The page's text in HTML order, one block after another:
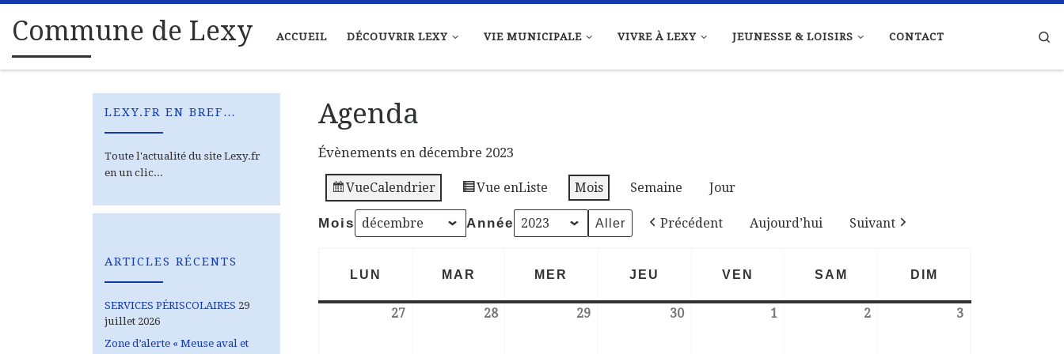
Passer au contenu
Commune de Lexy ACCUEIL DÉCOUVRIR LEXY VIE MUNICIPALE VIVRE À LEXY JEUNESSE & LOISIRS CONTACT
Agenda
Évènements en décembre 2023
VueCalendrier Vue enListe Mois Semaine Jour
Mois Année Précédent Aujourd’hui Suivant
LUN MAR MER MERCREDI
JEU VEN VENDREDI
SAM DIM
27 27 novembre 2023
28 28 novembre 2023
29 29 novembre 2023
30 30 novembre 2023
1 1 décembre 2023
2 2 décembre 2023
3
LEXY.FR EN BREF…
Toute l'actualité du site Lexy.fr
en un clic...
ARTICLES RÉCENTS
SERVICES PÉRISCOLAIRES 29
juillet 2026
Zone d’alerte « Meuse aval et